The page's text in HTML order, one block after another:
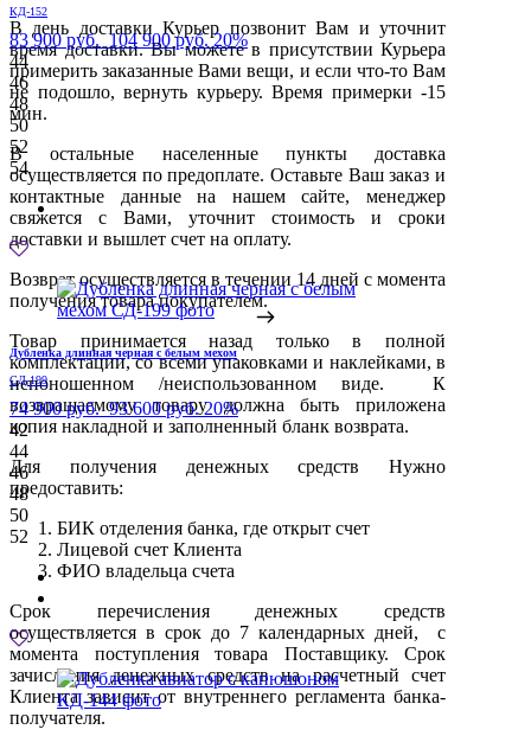
В день доставки Курьер позвонит Вам и уточнит
время доставки. Вы можете в присутствии Курьера
примерить заказанные Вами вещи, и если что-то Вам
не подошло, вернуть курьеру. Время примерки -15
мин.
В остальные населенные пункты доставка
осуществляется по предоплате. Оставьте Ваш заказ и
контактные данные на нашем сайте, менеджер
свяжется с Вами, уточнит стоимость и сроки
доставки и вышлет счет на оплату.
Возврат осуществляется в течении 14 дней с момента
получения товара покупателем.
Товар принимается назад только в полной
комплектации, со всеми упаковками и наклейками, в
непоношенном /неиспользованном виде. К
возвращаемому товару должна быть приложена
копия накладной и заполненный бланк возврата.
Для получения денежных средств Нужно
предоставить:
БИК отделения банка, где открыт счет
Лицевой счет Клиента
ФИО владельца счета
Срок перечисления денежных средств
осуществляется в срок до 7 календарных дней, с
момента поступления товара Поставщику. Срок
зачисления денежных средств на расчетный счет
Клиента зависит от внутреннего регламента банка-
получателя.
КД-152
83 900 руб. 104 900 руб. 20%
44
46
48
50
52
54
Дубленка длинная черная с белым мехом
СД-199
74 900 руб. 93 600 руб. 20%
42
44
46
48
50
52